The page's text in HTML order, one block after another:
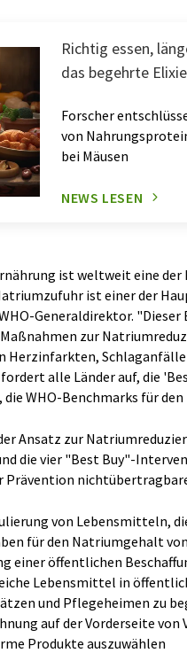
Richtig essen,
das begehrte
Forscher
von
bei Mäusen
NEWS LESEN
ist weltweit eine
ist einer der
Generaldirektor.
zur
Herzinfarkten,
fordert alle Länder auf, die
die WHO-Benchmarks für
Ansatz zur
die vier "Best Buy"-
Prävention
von Lebensmitteln,
für den Natriumgehalt
einer öffentlichen
Lebensmittel in
und Pflegeheimen zu
auf der Vorderseite von
Produkte auszuwählen